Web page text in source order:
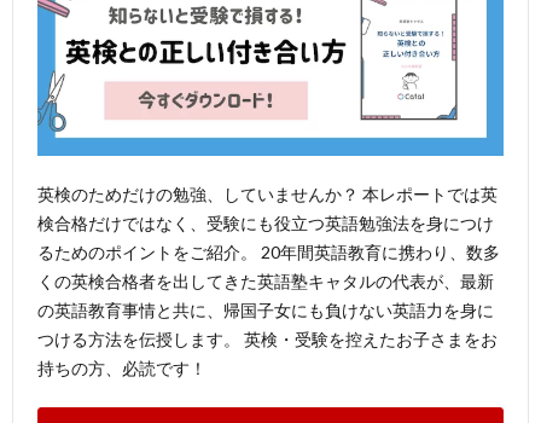
英検のためだけの勉強、していませんか？ 本レポートでは英
検合格だけではなく、受験にも役立つ英語勉強法を身につけ
るためのポイントをご紹介。 20年間英語教育に携わり、数多
くの英検合格者を出してきた英語塾キャタルの代表が、最新
の英語教育事情と共に、帰国子女にも負けない英語力を身に
つける方法を伝授します。 英検・受験を控えたお子さまをお
持ちの方、必読です！